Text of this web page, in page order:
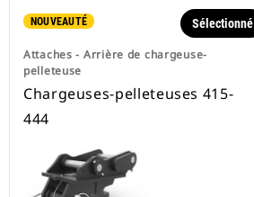
NOUVEAUTÉ
Attaches - Arrière de chargeuse-
pelleteuse
Sélectionné
Chargeuses-pelleteuses 415-
444